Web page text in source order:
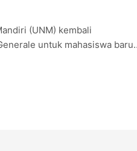
(UNM) kembali
untuk mahasiswa baru